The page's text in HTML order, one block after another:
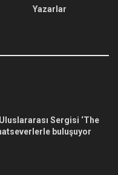
Yazarlar
Sergisi ‘The
buluşuyor